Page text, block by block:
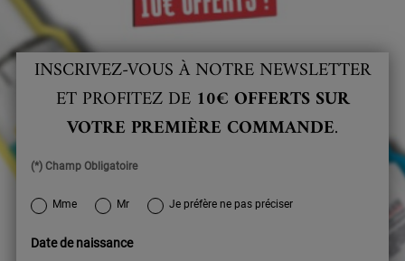
INSCRIVEZ-VOUS À NOTRE NEWSLETTER
ET PROFITEZ DE 10€ OFFERTS SUR
VOTRE PREMIÈRE COMMANDE.
(*) Champ Obligatoire
newslettersignup.title.legend
Mme Mr Je préfère ne pas préciser
Date de naissance